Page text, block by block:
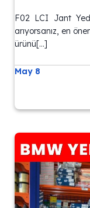
F02 LCI Jant
arıyorsanız, en
ürünü[…]
May 8